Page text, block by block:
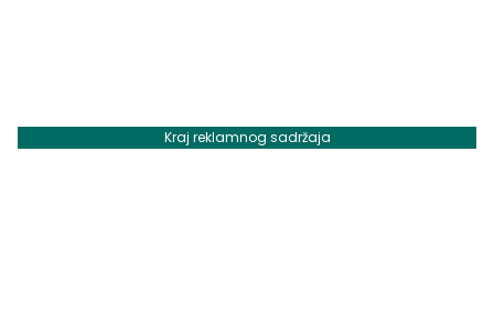
Kraj reklamnog sadržaja